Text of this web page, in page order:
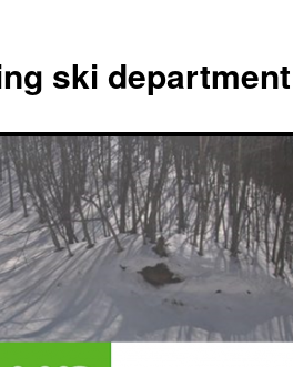
ski department